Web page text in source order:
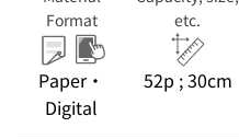
Format
Paper・
Digital
etc.
52p ; 30cm